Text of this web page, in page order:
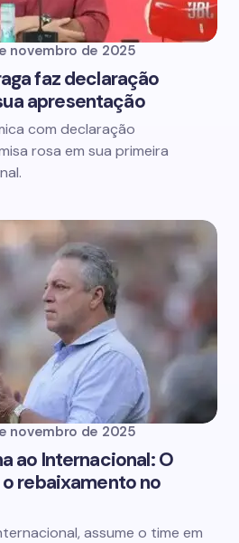
novembro de 2025
faz declaração
apresentação
com declaração
rosa em sua primeira
novembro de 2025
ao Internacional: O
rebaixamento no
assume o time em